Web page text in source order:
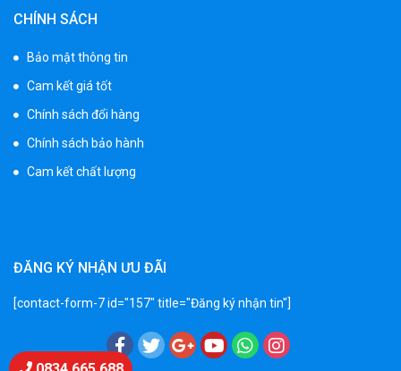
Xe 3 bánh trẻ em 968
550.000 ₫
1.250.000 ₫
900.000 ₫
1.250.000 ₫
CHÍNH SÁCH
Bảo mật thông tin
Cam kết giá tốt
Chính sách đổi hàng
Chính sách bảo hành
Cam kết chất lượng
ĐĂNG KÝ NHẬN ƯU ĐÃI
[contact-form-7 id="157" title="Đăng ký nhận tin"]
Chat Zalo